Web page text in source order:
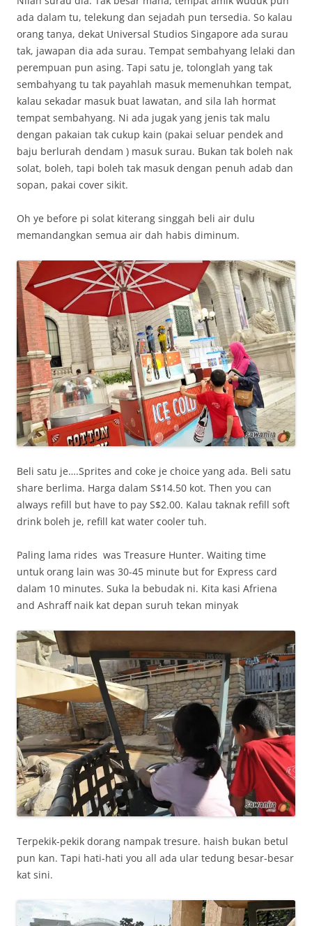
ada dalam tu, telekung dan sejadah pun tersedia. So kalau
orang tanya, dekat Universal Studios Singapore ada surau
tak, jawapan dia ada surau. Tempat sembahyang lelaki dan
perempuan pun asing. Tapi satu je, tolonglah yang tak
sembahyang tu tak payahlah masuk memenuhkan tempat,
kalau sekadar masuk buat lawatan, and sila lah hormat
tempat sembahyang. Ni ada jugak yang jenis tak malu
dengan pakaian tak cukup kain (pakai seluar pendek and
baju berlurah dendam ) masuk surau. Bukan tak boleh nak
solat, boleh, tapi boleh tak masuk dengan penuh adab dan
sopan, pakai cover sikit.
Oh ye before pi solat kiterang singgah beli air dulu
memandangkan semua air dah habis diminum.
Beli satu je….Sprites and coke je choice yang ada. Beli satu
share berlima. Harga dalam S$14.50 kot. Then you can
always refill but have to pay S$2.00. Kalau taknak refill soft
drink boleh je, refill kat water cooler tuh.
Paling lama rides was Treasure Hunter. Waiting time
untuk orang lain was 30-45 minute but for Express card
dalam 10 minutes. Suka la bebudak ni. Kita kasi Afriena
and Ashraff naik kat depan suruh tekan minyak
Terpekik-pekik dorang nampak tresure. haish bukan betul
pun kan. Tapi hati-hati you all ada ular tedung besar-besar
kat sini.